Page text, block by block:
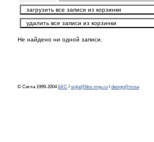
Не найдено ни одной записи.
© Сигла 1999-2004 БКС / sigla@bks-mgu.ru / design@misa.